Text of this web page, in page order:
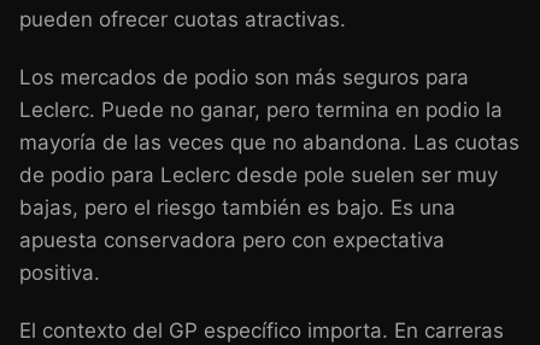
pueden ofrecer cuotas atractivas.
Los mercados de podio son más seguros para
Leclerc. Puede no ganar, pero termina en podio la
mayoría de las veces que no abandona. Las cuotas
de podio para Leclerc desde pole suelen ser muy
bajas, pero el riesgo también es bajo. Es una
apuesta conservadora pero con expectativa
positiva.
El contexto del GP específico importa. En carreras